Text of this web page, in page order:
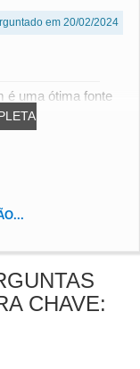
em 20/02/2024
é uma ótima fonte
CHAVE: